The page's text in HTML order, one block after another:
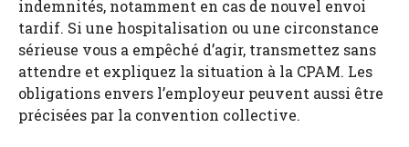
indemnités, notamment en cas de nouvel envoi
tardif. Si une hospitalisation ou une circonstance
sérieuse vous a empêché d’agir, transmettez sans
attendre et expliquez la situation à la CPAM. Les
obligations envers l’employeur peuvent aussi être
précisées par la convention collective.